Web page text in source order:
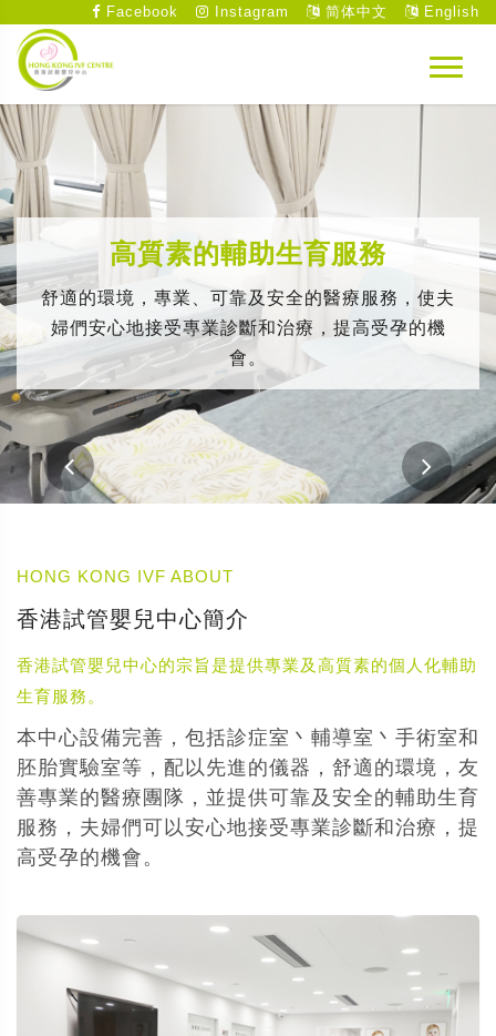
Facebook Instagram 简体中文 English
高質素的輔助生育服務
舒適的環境，專業、可靠及安全的醫療服務，使夫
婦們安心地接受專業診斷和治療，提高受孕的機
會。
HONG KONG IVF ABOUT
香港試管嬰兒中心簡介
香港試管嬰兒中心的宗旨是提供專業及高質素的個人化輔助
生育服務。
本中心設備完善，包括診症室丶輔導室丶手術室和
胚胎實驗室等，配以先進的儀器，舒適的環境，友
善專業的醫療團隊，並提供可靠及安全的輔助生育
服務，夫婦們可以安心地接受專業診斷和治療，提
高受孕的機會。